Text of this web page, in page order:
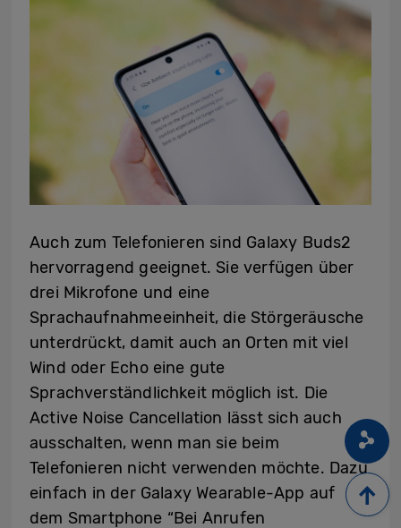
Auch zum Telefonieren sind Galaxy Buds2
hervorragend geeignet. Sie verfügen über
drei Mikrofone und eine
Sprachaufnahmeeinheit, die Störgeräusche
unterdrückt, damit auch an Orten mit viel
Wind oder Echo eine gute
Sprachverständlichkeit möglich ist. Die
Active Noise Cancellation lässt sich auch
ausschalten, wenn man sie beim
Telefonieren nicht verwenden möchte. Dazu
einfach in der Galaxy Wearable-App auf
dem Smartphone “Bei Anrufen